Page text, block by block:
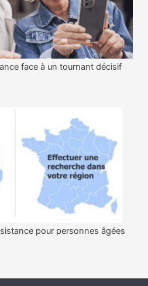
face à un tournant décisif
pour personnes âgées